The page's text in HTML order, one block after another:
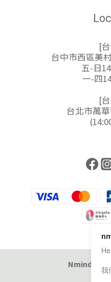
[
台中市西區美
五-日
一-四
[
台北市萬
Nmind
我